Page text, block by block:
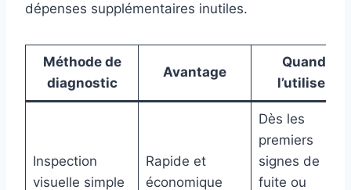
dépenses supplémentaires inutiles.
Méthode de
diagnostic
Avantage
Quand
l’utiliser
Inspection
visuelle simple
Rapide et
économique
Dès les
premiers
signes de
fuite ou